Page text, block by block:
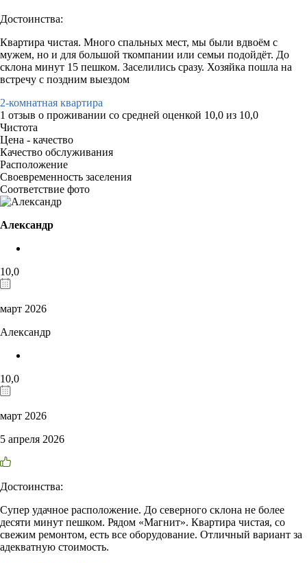
Достоинства:
Квартира чистая. Много спальных мест, мы были вдвоём с
мужем, но и для большой ткомпании или семьи подойдёт. До
склона минут 15 пешком. Заселились сразу. Хозяйка пошла на
встречу с поздним выездом
2-комнатная квартира
1 отзыв о проживании со средней оценкой 10,0 из 10,0
Чистота
Цена - качество
Качество обслуживания
Расположение
Своевременность заселения
Соответствие фото
Александр
10,0
март 2026
Александр
10,0
март 2026
5 апреля 2026
Достоинства:
Супер удачное расположение. До северного склона не более
десяти минут пешком. Рядом «Магнит». Квартира чистая, со
свежим ремонтом, есть все оборудование. Отличный вариант за
адекватную стоимость.